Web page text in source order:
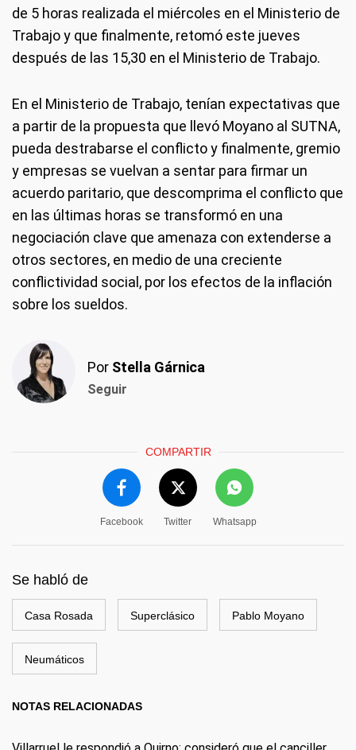
de 5 horas realizada el miércoles en el Ministerio de
Trabajo y que finalmente, retomó este jueves
después de las 15,30 en el Ministerio de Trabajo.
En el Ministerio de Trabajo, tenían expectativas que
a partir de la propuesta que llevó Moyano al SUTNA,
pueda destrabarse el conflicto y finalmente, gremio
y empresas se vuelvan a sentar para firmar un
acuerdo paritario, que descomprima el conflicto que
en las últimas horas se transformó en una
negociación clave que amenaza con extenderse a
otros sectores, en medio de una creciente
conflictividad social, por los efectos de la inflación
sobre los sueldos.
Por Stella Gárnica
Seguir
COMPARTIR
Facebook Twitter Whatsapp
Se habló de
Casa Rosada Superclásico Pablo Moyano
Neumáticos
NOTAS RELACIONADAS